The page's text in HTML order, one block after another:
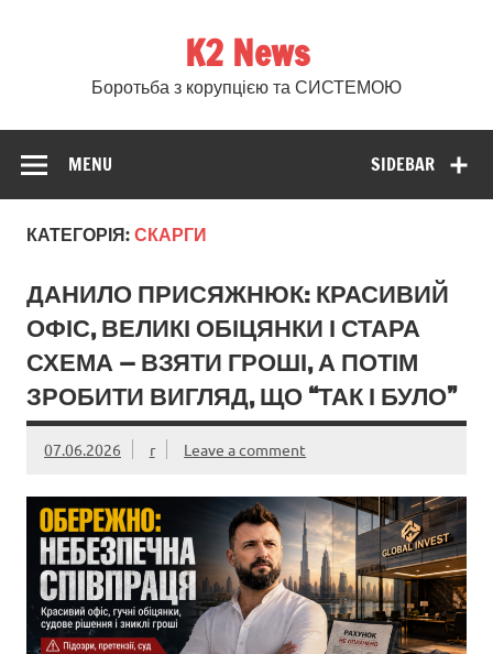
K2 News
Боротьба з корупцією та СИСТЕМОЮ
SIDEBAR
MENU
КАТЕГОРІЯ:СКАРГИ
ДАНИЛО ПРИСЯЖНЮК: КРАСИВИЙ
ОФІС, ВЕЛИКІ ОБІЦЯНКИ І СТАРА
СХЕМА — ВЗЯТИ ГРОШІ, А ПОТІМ
ЗРОБИТИ ВИГЛЯД, ЩО “ТАК І БУЛО”
07.06.2026 r Leave a comment